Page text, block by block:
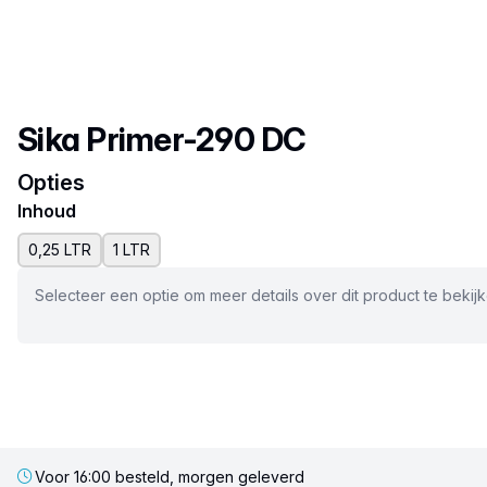
Productnaam
Sika Primer-290 DC
Opties
Inhoud
0,25 LTR 1 LTR
Selecteer een optie om meer details over dit product te
Voor 16:00 besteld, morgen geleverd